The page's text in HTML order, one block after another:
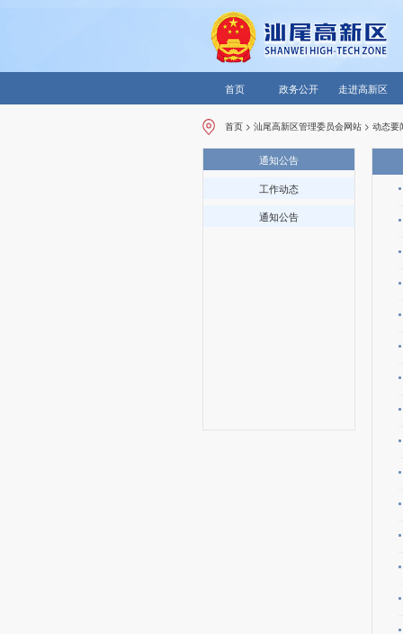
首页 政务公开 走进高新区
首页 >汕尾高新区管理委员会网站 >动态要
通知公告
工作动态
通知公告